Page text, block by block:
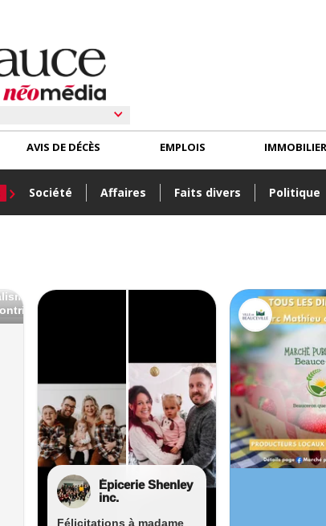
Société Affaires Faits divers Politique
AVIS DE DÉCÈS EMPLOIS IMMOBILIER